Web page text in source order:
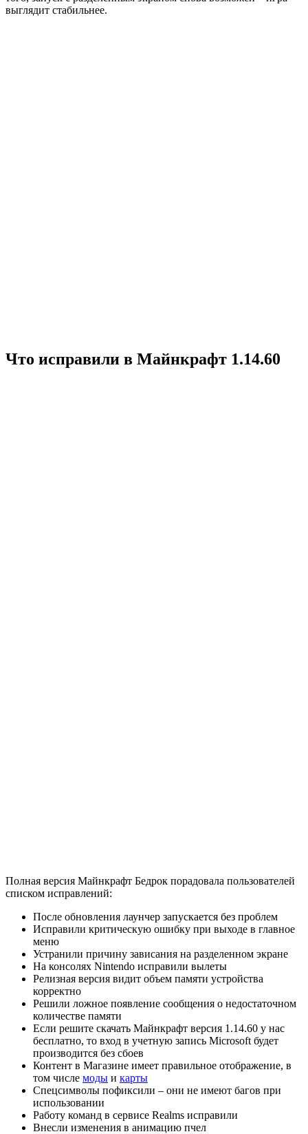
выглядит стабильнее.
Что исправили в Майнкрафт 1.14.60
Полная версия Майнкрафт Бедрок порадовала пользователей
списком исправлений:
После обновления лаунчер запускается без проблем
Исправили критическую ошибку при выходе в главное
меню
Устранили причину зависания на разделенном экране
На консолях Nintendo исправили вылеты
Релизная версия видит объем памяти устройства
корректно
Решили ложное появление сообщения о недостаточном
количестве памяти
Если решите скачать Майнкрафт версия 1.14.60 у нас
бесплатно, то вход в учетную запись Microsoft будет
производится без сбоев
Контент в Магазине имеет правильное отображение, в
том числе моды и карты
Спецсимволы пофиксили – они не имеют багов при
использовании
Работу команд в сервисе Realms исправили
Внесли изменения в анимацию пчел